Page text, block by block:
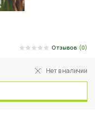
Отзывов (0)
Нет в наличии